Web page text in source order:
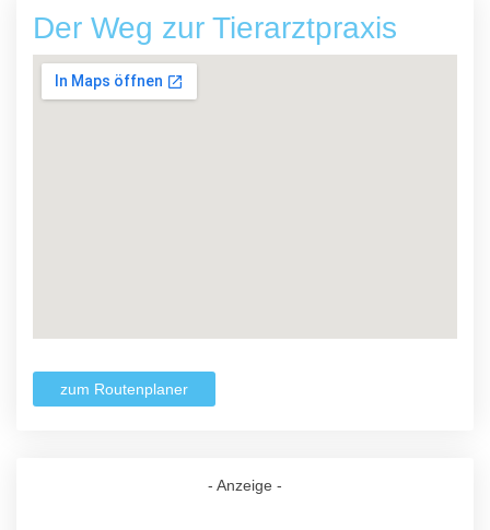
Der Weg zur Tierarztpraxis
zum Routenplaner
- Anzeige -